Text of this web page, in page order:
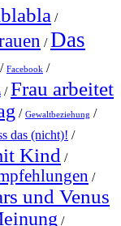
/
/Das
/ Facebook /
/Frau arbeitet
/ Gewaltbeziehung /
das (nicht)! /
Kind /
/
und Venus
/